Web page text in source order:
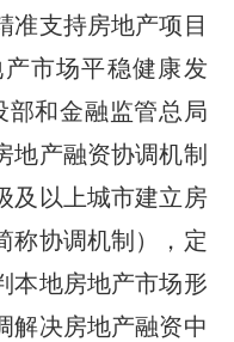
准支持房地产项目
市场平稳健康发
部和金融监管总局
地产融资协调机制
及以上城市建立房
称协调机制），定
本地房地产市场形
解决房地产融资中